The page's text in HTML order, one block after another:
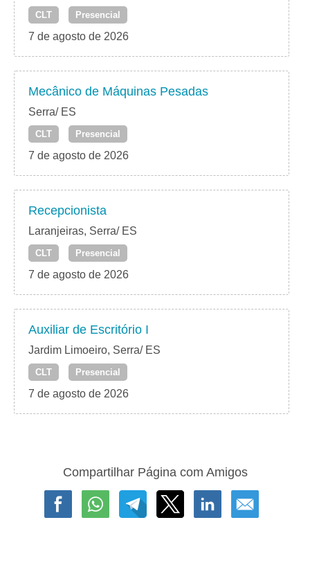
CLT Presencial
7 de agosto de 2026
Mecânico de Máquinas Pesadas
Serra/ ES
CLT Presencial
7 de agosto de 2026
Recepcionista
Laranjeiras, Serra/ ES
CLT Presencial
7 de agosto de 2026
Auxiliar de Escritório I
Jardim Limoeiro, Serra/ ES
CLT Presencial
7 de agosto de 2026
Compartilhar Página com Amigos